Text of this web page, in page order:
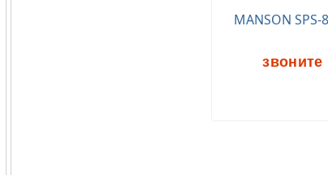
MANSON SPS-
звоните